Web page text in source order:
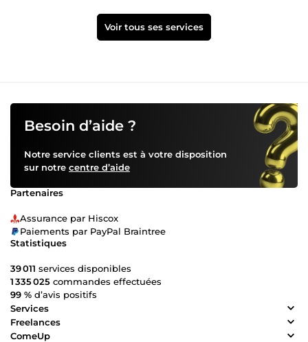
Voir tous ses services
Besoin d’aide ?
Notre service clients est à votre disposition
sur notre centre d’aide
Partenaires
Assurance par Hiscox
Paiements par PayPal Braintree
Statistiques
39 011 services disponibles
1 335 025 commandes effectuées
99 % d’avis positifs
Services
Freelances
ComeUp